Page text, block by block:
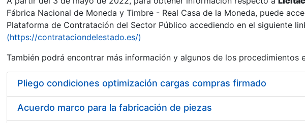
Mostrar/Ocultar
Mostrar/Ocultar
Fábrica Nacional de Moneda y Timbre - Real Casa de la Moneda, puede
Plataforma de Contratación del Sector Público accediendo en el siguiente
(https://contrataciondelestado.es/)
También podrá encontrar más información y algunos de los procedimientos
Pliego condiciones optimización cargas compras firmado
Acuerdo marco para la fabricación de piezas